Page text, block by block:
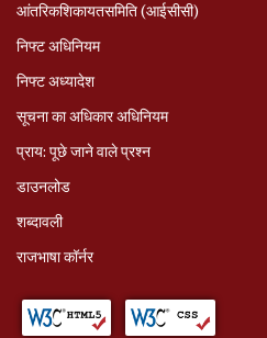
आंतरिकशिकायतसमिति (आईसीसी)
निफ्ट अधिनियम
निफ्ट अध्‍यादेश
सूचना का अधिकार अधिनियम
प्राय: पूछे जाने वाले प्रश्‍न
डाउनलोड
शब्दावली
राजभाषा कॉर्नर